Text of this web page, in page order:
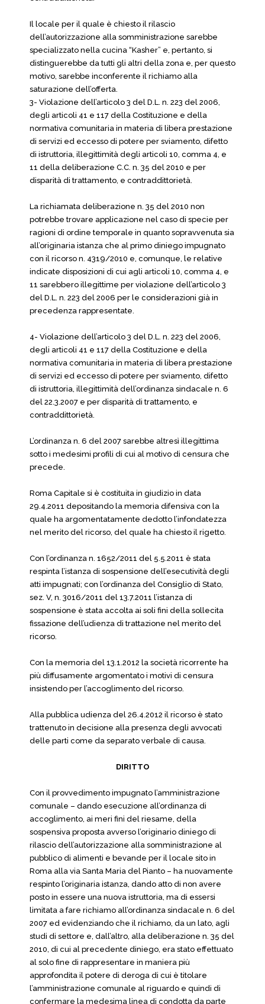
Il locale per il quale è chiesto il rilascio
dell’autorizzazione alla somministrazione sarebbe
specializzato nella cucina “Kasher” e, pertanto, si
distinguerebbe da tutti gli altri della zona e, per questo
motivo, sarebbe inconferente il richiamo alla
saturazione dell’offerta.
3- Violazione dell’articolo 3 del D.L. n. 223 del 2006,
degli articoli 41 e 117 della Costituzione e della
normativa comunitaria in materia di libera prestazione
di servizi ed eccesso di potere per sviamento, difetto
di istruttoria, illegittimità degli articoli 10, comma 4, e
11 della deliberazione C.C. n. 35 del 2010 e per
disparità di trattamento, e contraddittorietà.
La richiamata deliberazione n. 35 del 2010 non
potrebbe trovare applicazione nel caso di specie per
ragioni di ordine temporale in quanto sopravvenuta sia
all’originaria istanza che al primo diniego impugnato
con il ricorso n. 4319/2010 e, comunque, le relative
indicate disposizioni di cui agli articoli 10, comma 4, e
11 sarebbero illegittime per violazione dell’articolo 3
del D.L. n. 223 del 2006 per le considerazioni già in
precedenza rappresentate.
4- Violazione dell’articolo 3 del D.L. n. 223 del 2006,
degli articoli 41 e 117 della Costituzione e della
normativa comunitaria in materia di libera prestazione
di servizi ed eccesso di potere per sviamento, difetto
di istruttoria, illegittimità dell’ordinanza sindacale n. 6
del 22.3.2007 e per disparità di trattamento, e
contraddittorietà.
L’ordinanza n. 6 del 2007 sarebbe altresì illegittima
sotto i medesimi profili di cui al motivo di censura che
precede.
Roma Capitale si è costituita in giudizio in data
29.4.2011 depositando la memoria difensiva con la
quale ha argomentatamente dedotto l’infondatezza
nel merito del ricorso, del quale ha chiesto il rigetto.
Con l’ordinanza n. 1652/2011 del 5.5.2011 è stata
respinta l’istanza di sospensione dell’esecutività degli
atti impugnati; con l’ordinanza del Consiglio di Stato,
sez. V, n. 3016/2011 del 13.7.2011 l’istanza di
sospensione è stata accolta ai soli fini della sollecita
fissazione dell’udienza di trattazione nel merito del
ricorso.
Con la memoria del 13.1.2012 la società ricorrente ha
più diffusamente argomentato i motivi di censura
insistendo per l’accoglimento del ricorso.
Alla pubblica udienza del 26.4.2012 il ricorso è stato
trattenuto in decisione alla presenza degli avvocati
delle parti come da separato verbale di causa.
DIRITTO
Con il provvedimento impugnato l’amministrazione
comunale – dando esecuzione all’ordinanza di
accoglimento, ai meri fini del riesame, della
sospensiva proposta avverso l’originario diniego di
rilascio dell’autorizzazione alla somministrazione al
pubblico di alimenti e bevande per il locale sito in
Roma alla via Santa Maria del Pianto – ha nuovamente
respinto l’originaria istanza, dando atto di non avere
posto in essere una nuova istruttoria, ma di essersi
limitata a fare richiamo all’ordinanza sindacale n. 6 del
2007 ed evidenziando che il richiamo, da un lato, agli
studi di settore e, dall’altro, alla deliberazione n. 35 del
2010, di cui al precedente diniego, era stato effettuato
al solo fine di rappresentare in maniera più
approfondita il potere di deroga di cui è titolare
l’amministrazione comunale al riguardo e quindi di
confermare la medesima linea di condotta da parte